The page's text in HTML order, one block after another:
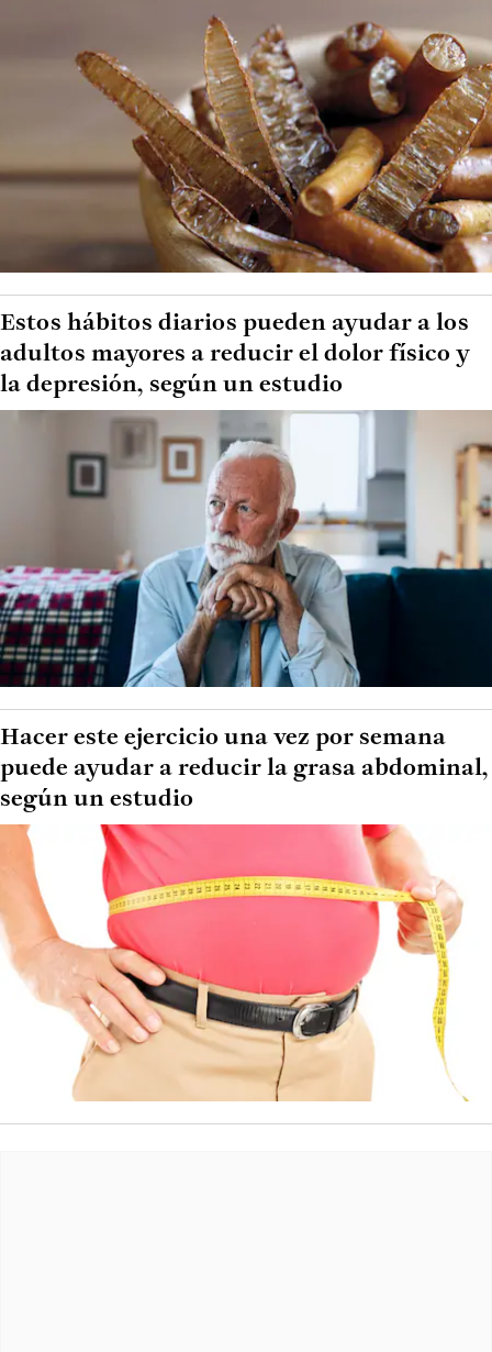
Estos hábitos diarios pueden ayudar a los
adultos mayores a reducir el dolor físico y
la depresión, según un estudio
Hacer este ejercicio una vez por semana
puede ayudar a reducir la grasa abdominal,
según un estudio